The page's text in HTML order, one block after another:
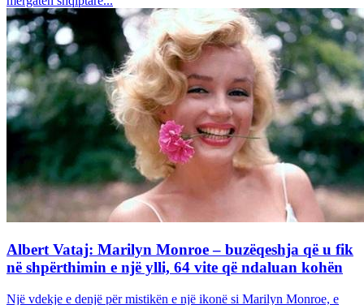
Albert Vataj: Marilyn Monroe – buzëqeshja që u fik
në shpërthimin e një ylli, 64 vite që ndaluan kohën
Një vdekje e denjë për mistikën e një ikonë si Marilyn Monroe, e